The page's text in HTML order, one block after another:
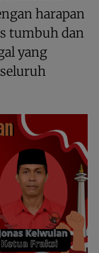
harapan
tumbuh dan
yang